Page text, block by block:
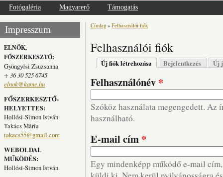
Fotógaléria Magyarerő Támogatás
Impresszum
ELNÖK,
FŐSZERKESZTŐ:
Gyöngyösi Zsuzsanna
+ 36 30 525 6745
elnok@kame.hu
FŐSZERKESZTŐ-
HELYETTES:
Hollósi-Simon István
Takács Mária
takacs55@gmail.com
WEBOLDAL
MŰKÖDÉS:
Hollósi-Simon István
Jelenlegi hely
Címlap » Felhasználói fiók
Felhasználói fiók
Elsődleges fülek
Új fiók létrehozása (aktív fül)
Bejelentkezés Új
Felhasználónév *
Szóköz használata megengedett. Az
használható.
E-mail cím *
Egy mindenképp működő e-mail